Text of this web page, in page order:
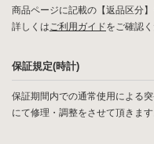
商品ページに記載の【返品区分】
詳しくはご利用ガイドをご確認く
保証規定(時計)
保証期間内での通常使用による
にて修理・調整をさせて頂きま